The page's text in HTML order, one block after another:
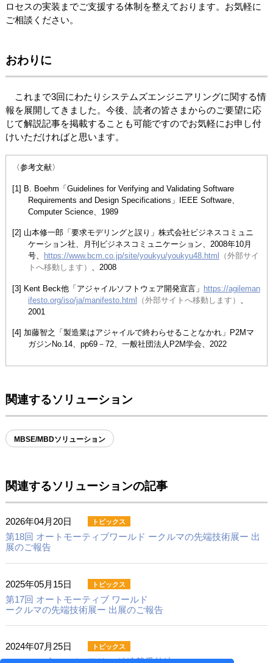
ロセスの実装までご支援する体制を整えております。お気軽に
ご相談ください。
おわりに
これまで3回にわたりシステムズエンジニアリングに関する情
報を展開してきました。今後、読者の皆さまからのご要望に応
じて解説記事を掲載することも可能ですのでお気軽にお申し付
けいただければと思います。
〈参考文献〉
[1] B. Boehm「Guidelines for Verifying and Validating Software
Requirements and Design Specifications」IEEE Software、
Computer Science、1989
[2] 山本修一郎「要求モデリングと誤り」株式会社ビジネスコミュニ
ケーション社、月刊ビジネスコミュニケーション、2008年10月
号、
https://www.bcm.co.jp/site/youkyu/youkyu48.html
（外部サイ
トへ移動します） 、2008
[3] Kent Beck他「アジャイルソフトウェア開発宣言」 https://agileman
ifesto.org/iso/ja/manifesto.html
（外部サイトへ移動します）
2001
[4] 加藤智之「製造業はアジャイルで終わらせることなかれ」P2Mマ
ガジンNo.14、pp69－72、一般社団法人P2M学会、2022
関連するソリューション
MBSE/MBDソリューション
関連するソリューションの記事
2026年04月20日
第18回 オートモーティブワールド ークルマの先端技術展ー 出
展のご報告
2025年05月15日
第17回 オートモーティブ ワールド
ークルマの先端技術展ー 出展のご報告
2024年07月25日